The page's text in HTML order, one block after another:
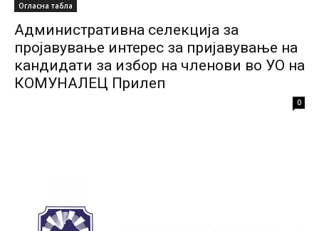
Огласна табла
Административна селекција за
пројавување интерес за пријавување на
кандидати за избор на членови во УО на
КОМУНАЛЕЦ Прилеп
0